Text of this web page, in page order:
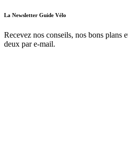
La Newsletter Guide Vélo
Recevez nos conseils, nos bons plans
deux par e-mail.